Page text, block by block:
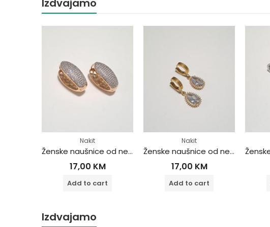
Izdvajamo
Nakit
Ženske naušnice od nehrđajućeg čelika
17,00 KM
Add to cart
Nakit
Ženske naušnice od nehrđajućeg čelika
17,00 KM
Add to cart
Izdvajamo